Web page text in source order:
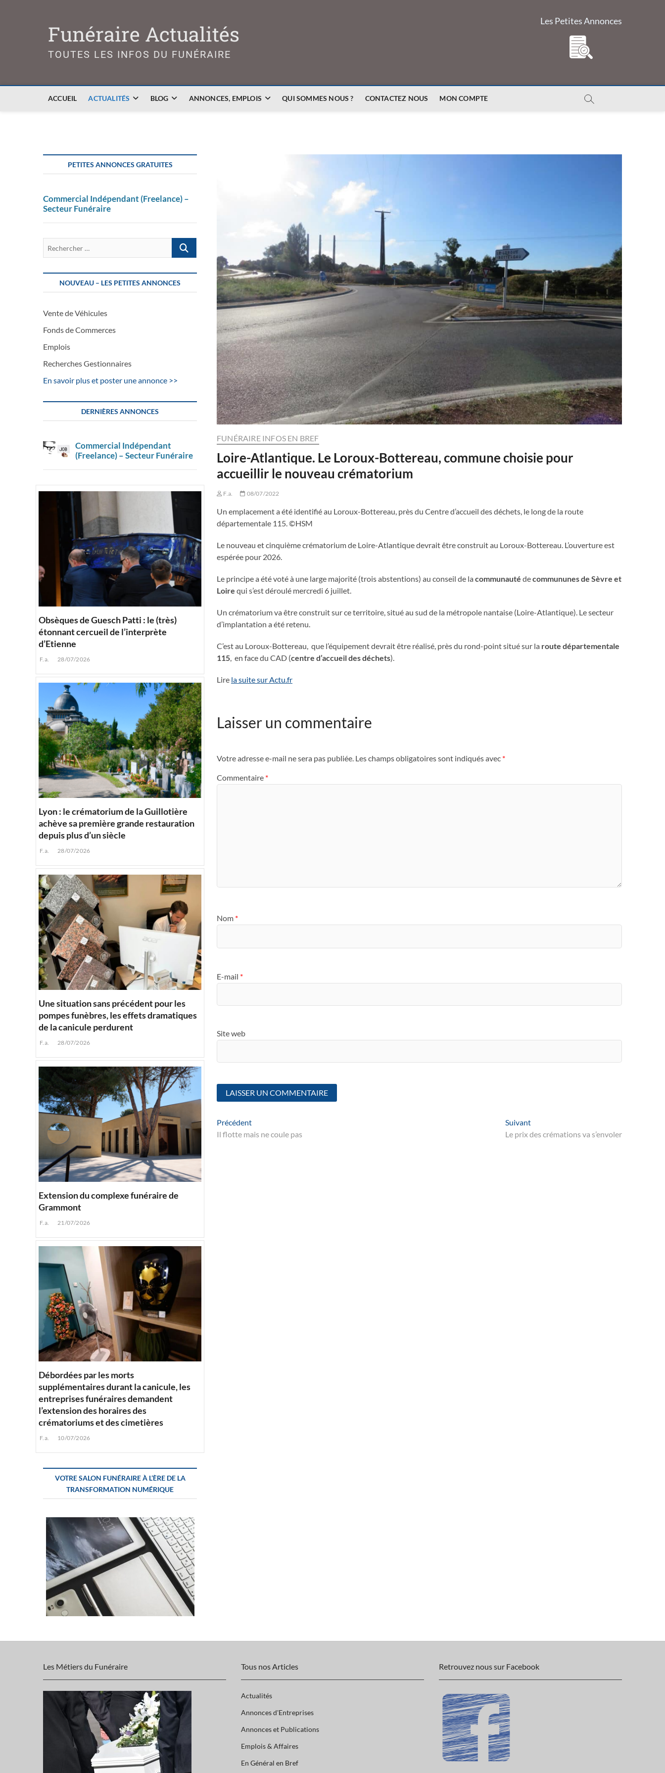
Funéraire Actualités
TOUTES LES INFOS DU FUNÉRAIRE
Les Petites Annonces
ACCUEIL ACTUALITÉS BLOG ANNONCES, EMPLOIS QUI SOMMES NOUS ? CONTACTEZ NOUS MON COMPTE
FUNÉRAIRE INFOS EN BREF
Loire-Atlantique. Le Loroux-Bottereau, commune choisie pour
accueillir le nouveau crématorium
F.a. 08/07/2022
Un emplacement a été identifié au Loroux-Bottereau, près du Centre d’accueil des déchets, le long de la route
départementale 115. ©HSM
Le nouveau et cinquième crématorium de Loire-Atlantique devrait être construit au Loroux-Bottereau. L’ouverture est
espérée pour 2026.
Le principe a été voté à une large majorité (trois abstentions) au conseil de la communauté decommununes de Sèvre et
Loire qui s’est déroulé mercredi 6 juillet.
Un crématorium va être construit sur ce territoire, situé au sud de la métropole nantaise (Loire-Atlantique). Le secteur
d’implantation a été retenu.
C’est au Loroux-Bottereau, que l’équipement devrait être réalisé, près du rond-point situé sur la route départementale
115, en face du CAD (centre d’accueil des déchets).
Lire la suite sur Actu.fr
Laisser un commentaire
Votre adresse e-mail ne sera pas publiée. Les champs obligatoires sont indiqués avec *
Commentaire *
Nom *
E-mail *
Site web
Navigation
de
PrécédentArticle
suivant
Il flotte mais ne coule pas
SuivantSuivant
post:
Le prix des crémations va s’envoler
PETITES ANNONCES GRATUITES
Commercial Indépendant (Freelance) –
Secteur Funéraire
Rechercher
NOUVEAU – LES PETITES ANNONCES
Vente de Véhicules
Fonds de Commerces
Emplois
Recherches Gestionnaires
En savoir plus et poster une annonce >>
DERNIÈRES ANNONCES
Commercial Indépendant
(Freelance) – Secteur Funéraire
Obsèques de Guesch Patti : le (très)
étonnant cercueil de l’interprète
d’Etienne
F.a. 28/07/2026
Lyon : le crématorium de la Guillotière
achève sa première grande restauration
depuis plus d’un siècle
F.a. 28/07/2026
Une situation sans précédent pour les
pompes funèbres, les effets dramatiques
de la canicule perdurent
F.a. 28/07/2026
Extension du complexe funéraire de
Grammont
F.a. 21/07/2026
Débordées par les morts
supplémentaires durant la canicule, les
entreprises funéraires demandent
l’extension des horaires des
crématoriums et des cimetières
F.a. 10/07/2026
VOTRE SALON FUNÉRAIRE À L’ÈRE DE LA
TRANSFORMATION NUMÉRIQUE
Les Métiers du Funéraire Tous nos Articles
Actualités
Annonces d'Entreprises
Annonces et Publications
Emplois & Affaires
En Général en Bref
Retrouvez nous sur Facebook